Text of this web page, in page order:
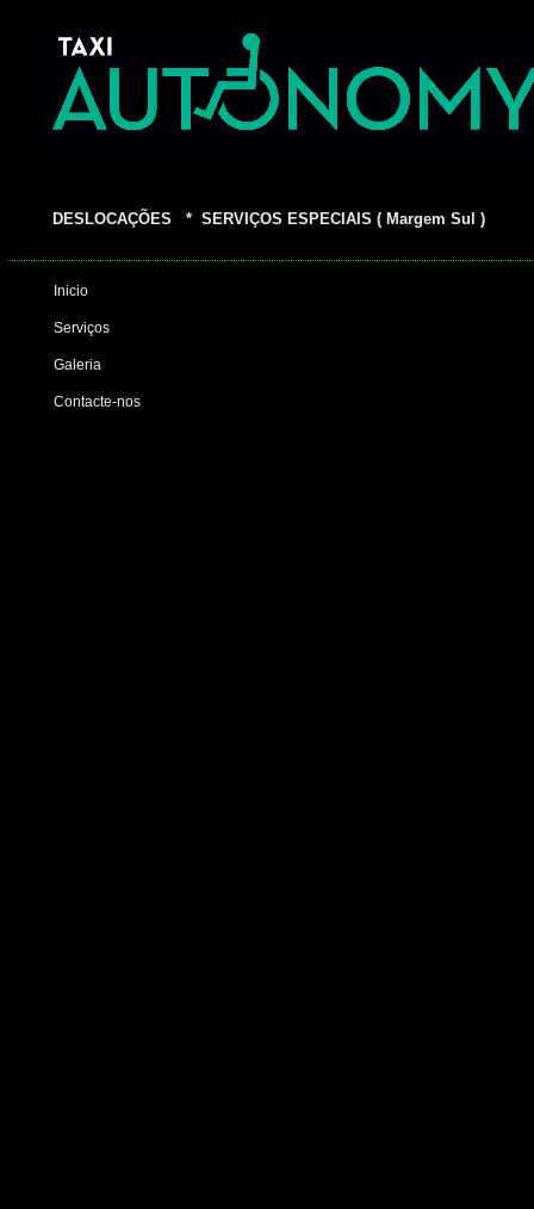
DESLOCAÇÕES * SERVIÇOS ESPECIAIS ( Margem Sul )
Inicio
Serviços
Contacte-nos
Galeria